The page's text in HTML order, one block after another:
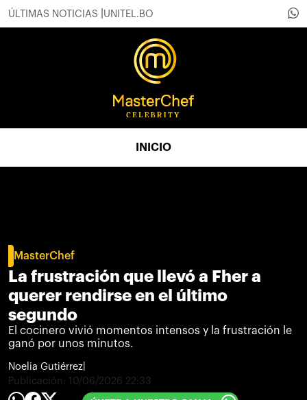
ÚLTIMAS NOTICIAS UNITEL.BO
INICIO
MasterChef
La frustración que llevó a Fher a
querer rendirse en el último
segundo
El cocinero vivió momentos intensos y la frustración le
ganó por unos minutos.
Noelia Gutiérrez
Publicación: 10/06/2026 22:33